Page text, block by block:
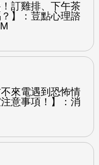
訂雞排、下午茶
】：荳點心理諮
來電遇到恐怖情
意事項！】：消